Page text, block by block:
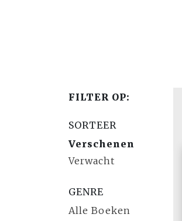
FILTER OP:
SORTEER
Verschenen
Verwacht
GENRE
Alle Boeken